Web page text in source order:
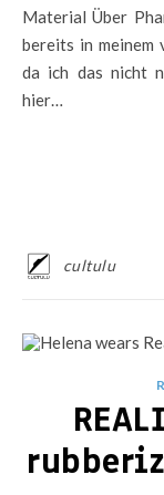
Material Über
bereits in meinem
da ich das nicht
hier…
cultulu